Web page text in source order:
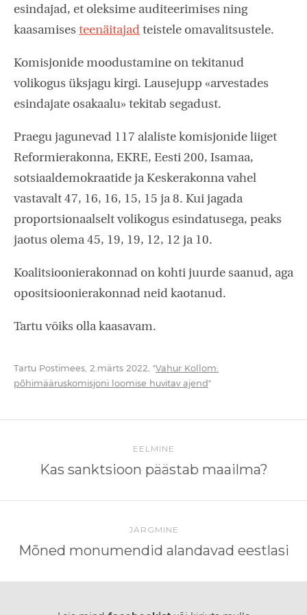
esindajad, et oleksime auditeerimises ning
kaasamises teenäitajad teistele omavalitsustele.
Komisjonide moodustamine on tekitanud
volikogus üksjagu kirgi. Lausejupp «arvestades
esindajate osakaalu» tekitab segadust.
Praegu jagunevad 117 alaliste komisjonide liiget
Reformierakonna, EKRE, Eesti 200, Isamaa,
sotsiaaldemokraatide ja Keskerakonna vahel
vastavalt 47, 16, 16, 15, 15 ja 8. Kui jagada
proportsionaalselt volikogus esindatusega, peaks
jaotus olema 45, 19, 19, 12, 12 ja 10.
Koalitsioonierakonnad on kohti juurde saanud, aga
opositsioonierakonnad neid kaotanud.
Tartu võiks olla kaasavam.
Tartu Postimees, 2.märts 2022, "Vahur Kollom:
põhimääruskomisjoni loomise huvitav ajend"
EELMINE
Kas sanktsioon päästab maailma?
JÄRGMINE
Mõned monumendid alandavad eestlasi